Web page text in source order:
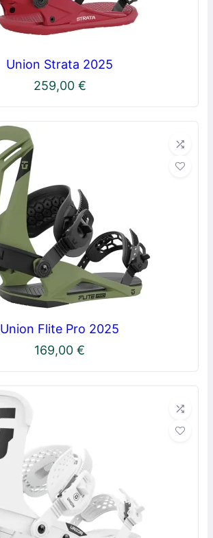
Union Strata 2025
259,00 €
Union Flite Pro 2025
169,00 €